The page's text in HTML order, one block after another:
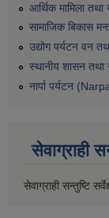
आर्थिक मामिला तथा
सामाजिक बिकास
उद्योग पर्यटन वन
स्थानीय शासन तथा
नार्पा पर्यटन
सेवाग्राही
सेवाग्राही सन्तुष्टि